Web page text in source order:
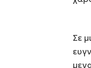
Σε